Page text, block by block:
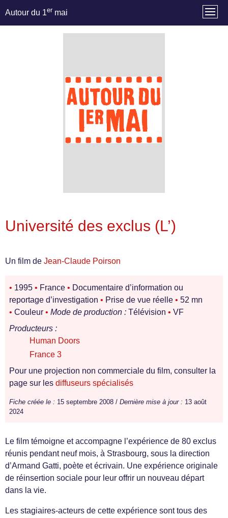
Autour du 1er mai
Université des exclus (L’)
Un film de Jean-Claude Poirson
• 1995 • France • Documentaire d’information ou
reportage d’investigation • Prise de vue réelle • 52 mn
• Couleur • Mode de production : Télévision • VF
Producteurs :
Human Doors
France 3
Pour une projection non commerciale du film, consulter la
page sur les diffuseurs spécialisés
Fiche créée le : 15 septembre 2008 / Dernière mise à jour : 13 août
2024
Le film témoigne et accompagne l’expérience de 80 exclus
réunis pendant neuf mois, à Strasbourg, sous la direction
d’Armand Gatti, poète et écrivain. Une expérience originale
de réinsertion sociale pour leur offrir un nouveau départ
dans la vie.
Les stagiaires-acteurs de cette expérience sont tous des